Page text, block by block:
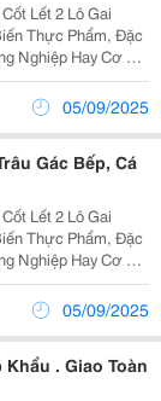
Lết 2 Lô Gai
Nghiệp Hay Cơ Sở
Thịt Nhanh
Cùng Quan Trọng.
05/09/2025
Gác Bếp, Cá
Lết 2 Lô Gai
Nghiệp Hay Cơ Sở
Thịt Nhanh
Cùng Quan Trọng.
05/09/2025
. Giao Toàn